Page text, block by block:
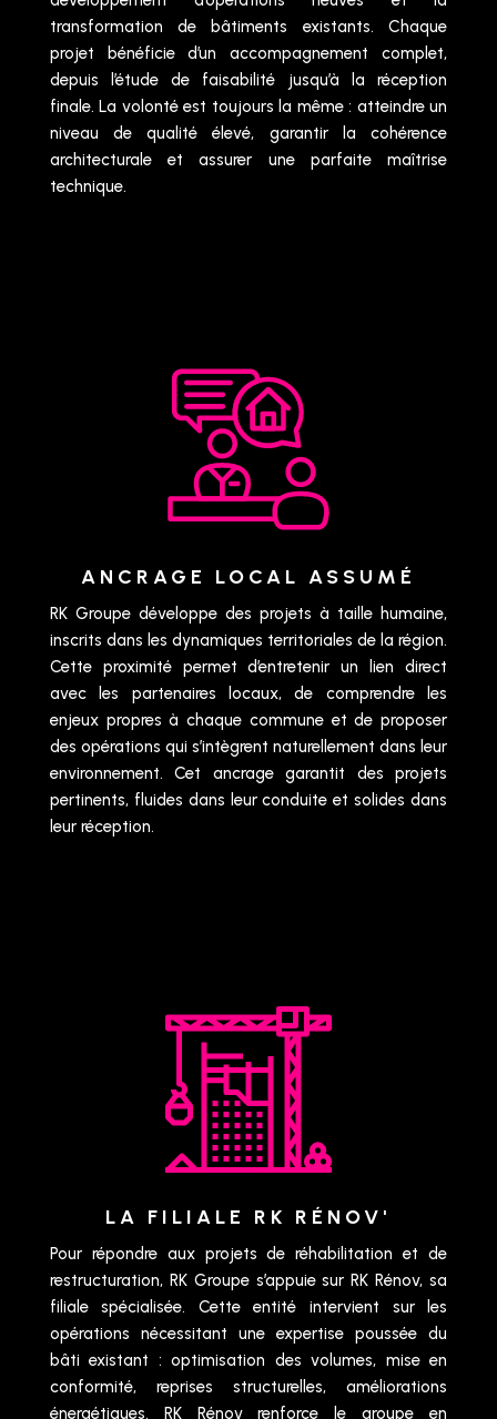
transformation de bâtiments existants. Chaque
projet bénéficie d’un accompagnement complet,
depuis l’étude de faisabilité jusqu’à la réception
finale. La volonté est toujours la même : atteindre un
niveau de qualité élevé, garantir la cohérence
architecturale et assurer une parfaite maîtrise
technique.
ANCRAGE LOCAL ASSUMÉ
RK Groupe développe des projets à taille humaine,
inscrits dans les dynamiques territoriales de la région.
Cette proximité permet d’entretenir un lien direct
avec les partenaires locaux, de comprendre les
enjeux propres à chaque commune et de proposer
des opérations qui s’intègrent naturellement dans leur
environnement. Cet ancrage garantit des projets
pertinents, fluides dans leur conduite et solides dans
leur réception.
LA FILIALE RK RÉNOV'
Pour répondre aux projets de réhabilitation et de
restructuration, RK Groupe s’appuie sur RK Rénov, sa
filiale spécialisée. Cette entité intervient sur les
opérations nécessitant une expertise poussée du
bâti existant : optimisation des volumes, mise en
conformité, reprises structurelles, améliorations
énergétiques. RK Rénov renforce le groupe en